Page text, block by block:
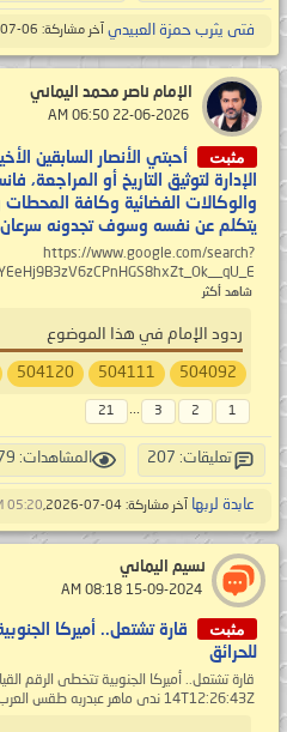
فتى يثرب حمزة العبيدي آخر مشاركة: 06-07-2026,
الإمام ناصر محمد اليماني
مثبت
أحبتي الأنصار السابقين
الإدارة لتوثيق التاريخ أو
والوكالات الفضائية وكافة المحطات
يتكلم عن نفسه وسوف تجدونه سرعان
https://www.google.com/search?
شاهد أكثر
ردود الإمام في هذا الموضوع
504092
504111
504120
1
2
3
...
21
تعليقات: 207 المشاهدات: 79,679
عابدة لربها آخر مشاركة: 04-07-2026, 05:20 PM
نسيم اليماني
مثبت
قارة تشتعل.. أميركا
للحرائق
14T12:26:43Z ندى ماهر عبدربه طقس العرب-تتعرض أمريكا الجنوبية...